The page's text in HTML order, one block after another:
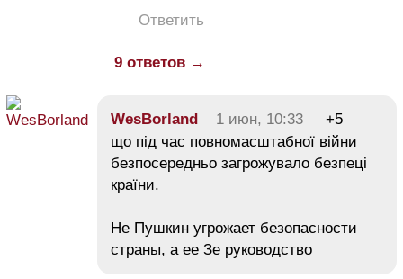
Ответить
9 ответов →
WesBorland 1 июн, 10:33
+5
що під час повномасштабної війни
безпосередньо загрожувало безпеці
країни.
Не Пушкин угрожает безопасности
страны, а ее Зе руководство